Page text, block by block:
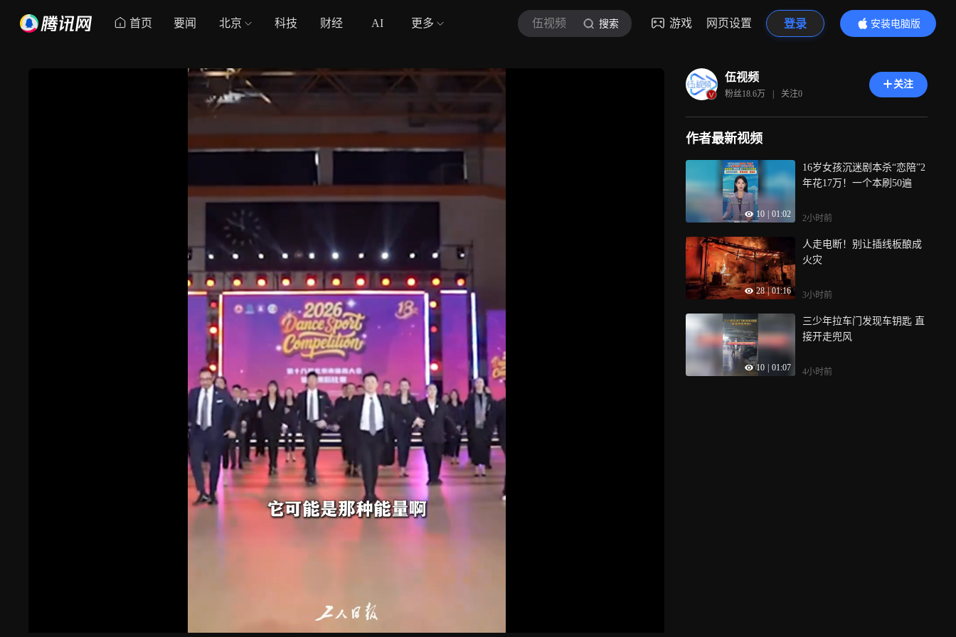
首页 要闻 北京 科技 财经 AI 更多 伍视频 搜索 游戏 网页设置 登录
安装电脑版
内容更精彩
伍视频
粉丝18.6万 | 关注0
关注
作者最新视频
10 01:02
16岁女孩沉迷剧本杀“恋陪”2
年花17万！一个本刷50遍
2小时前
28 | 01:16
人走电断！别让插线板酿成
火灾
3小时前
10 01:07
三少年拉车门发现车钥匙 直
接开走兜风
4小时前